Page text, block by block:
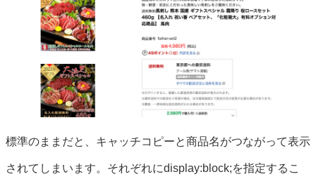
標準のままだと、キャッチコピーと商品名がつながって表示
されてしまいます。それぞれにdisplay:block;を指定するこ